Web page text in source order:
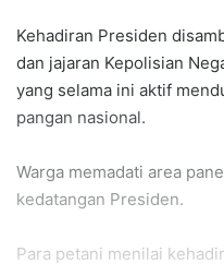
Kehadiran Presiden
dan jajaran Kepolisian
yang selama ini aktif
pangan nasional.
Warga memadati area
kedatangan Presiden.
Para petani menilai